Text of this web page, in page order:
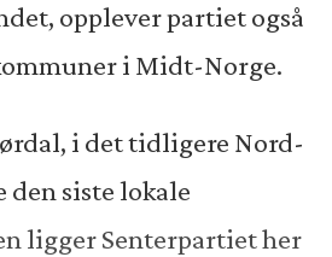
opplever partiet også
i Midt-Norge.
i det tidligere Nord-
den siste lokale
ligger Senterpartiet her